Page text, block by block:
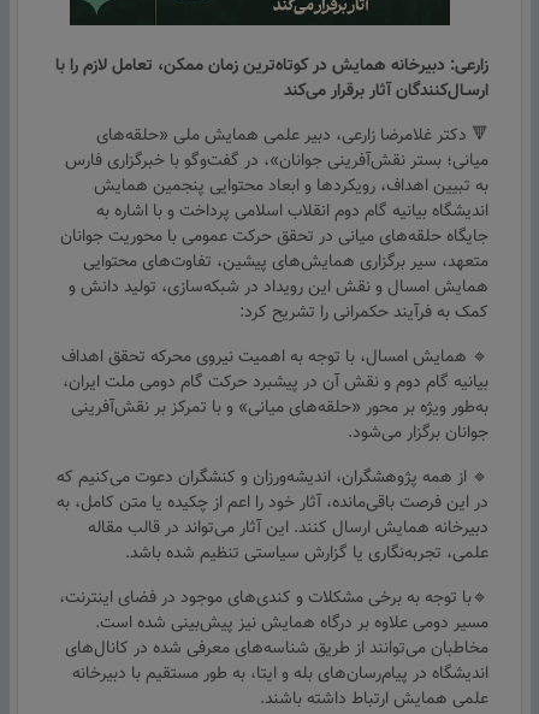
زارعی: دبیرخانه همایش در کوتاه‌ترین زمان ممکن، تعامل لازم را با
ارسـال‌کنندگان آثار برقرار می‌کند
🔻 دکتر غلامرضا زارعی، دبیر علمی همایش ملی «حلقه‌های
میانی؛ بستر نقش‌آفرینی جوانان»، در گفت‌وگو با خبرگزاری فارس
به تبیین اهداف، رویکردها و ابعاد محتوایی پنجمین همایش
اندیشگاه بیانیه گام دوم انقلاب اسلامی پرداخت و با اشاره به
جایگاه حلقه‌های میانی در تحقق حرکت عمومی با محوریت جوانان
متعهد، سیر برگزاری همایش‌های پیشین، تفاوت‌های محتوایی
همایش امسال و نقش این رویداد در شبکه‌سازی، تولید دانش و
کمک به فرآیند حکمرانی را تشریح کرد:
🔹 همایش امسال، با توجه به اهمیت نیروی محرکه تحقق اهداف
بیانیه گام دوم و نقش آن در پیشبرد حرکت گام دومی ملت ایران،
به‌طور ویژه بر محور «حلقه‌های میانی» و با تمرکز بر نقش‌آفرینی
جوانان برگزار می‌شود.
🔹 از همه پژوهشگران، اندیشه‌ورزان و کنشگران دعوت می‌کنیم که
در این فرصت باقی‌مانده، آثار خود را اعم از چکیده یا متن کامل، به
دبیرخانه همایش ارسال کنند. این آثار می‌تواند در قالب مقاله
علمی، تجربه‌نگاری یا گزارش سیاستی تنظیم شده باشد.
🔹با توجه به برخی مشکلات و کندی‌های موجود در فضای اینترنت،
مسیر دومی علاوه بر درگاه همایش نیز پیش‌بینی شده است.
مخاطبان می‌توانند از طریق شناسه‌های معرفی شده در کانال‌های
اندیشگاه در پیام‌رسان‌های بله و ایتا، به طور مستقیم با دبیرخانه
علمی همایش ارتباط داشته باشند.